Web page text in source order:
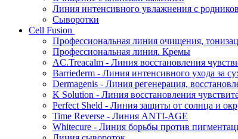
Линия интенсивного увлажнения с
Сыворотки
Cell Fusion
Профессиональная линия очищения,
Профессиональная линия. Кремы
AC.Treacalm - Линия восстановления
Barriederm - Линия интенсивного ухода за
Dermagenis - Линия регенерация,
K Solution - Линия восстановления
Perfect Sheld - Линия защиты от солнца и
Time Reverse - Линия ANTI-AGE
Whitecure - Линия борьбы против